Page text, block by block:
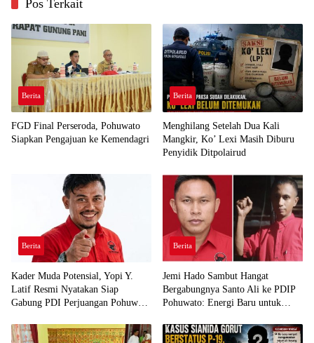
Pos Terkait
Berita
FGD Final Perseroda, Pohuwato
Siapkan Pengajuan ke Kemendagri
Berita
Menghilang Setelah Dua Kali
Mangkir, Ko’ Lexi Masih Diburu
Penyidik Ditpolairud
Berita
Kader Muda Potensial, Yopi Y.
Latif Resmi Nyatakan Siap
Gabung PDI Perjuangan Pohuwato
Berita
Jemi Hado Sambut Hangat
Bergabungnya Santo Ali ke PDIP
Pohuwato: Energi Baru untuk